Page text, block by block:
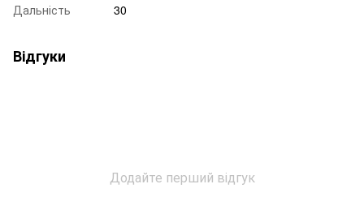
Дальність
30
Відгуки
Додайте перший відгук